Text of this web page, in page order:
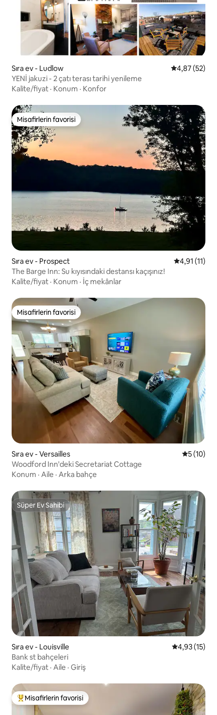
Sıra ev - Ludlow 5 üzerinden
4,87 (52)
YENİ jakuzi - 2 çatı terası tarihi yenileme
Kalite/fiyat · Konum · Konfor
Misafirlerin favorisi
Misafirlerin favorisi
Sıra ev - Prospect 5 üzerinden
4,91 (11)
The Barge Inn: Su kıyısındaki destansı kaçışınız!
Kalite/fiyat · Konum · İç mekânlar
Misafirlerin favorisi
Misafirlerin favorisi
Sıra ev - Versailles 55 (10)
Woodford Inn'deki Secretariat Cottage
Konum · Aile · Arka bahçe
Süper Ev Sahibi
Süper Ev Sahibi
Sıra ev - Louisville 5 üzerinden
4,93 (15)
Bank st bahçeleri
Kalite/fiyat · Aile · Giriş
Misafirlerin favorilerinden en beğenilenler arasında
Misafirlerin favorisi